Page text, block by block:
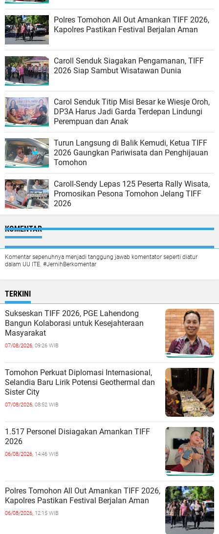
Polres Tomohon All Out Amankan TIFF 2026,
Kapolres Pastikan Festival Berjalan Aman
Caroll Senduk Siagakan Pengamanan, TIFF
2026 Siap Sambut Wisatawan Dunia
Carol Senduk Titip Misi Besar ke Wiesje Oroh,
DP3A Harus Jadi Garda Terdepan Lindungi
Perempuan dan Anak
Turun Langsung di Balik Kemudi, Ketua TIFF
2026 Gaungkan Pariwisata dan Penghijauan
Tomohon
Caroll-Sendy Lepas 125 Peserta Rally Wisata,
Promosikan Pesona Tomohon Jelang TIFF
2026
KOMENTAR
Komentar sepenuhnya menjadi tanggung jawab komentator seperti diatur
dalam UU ITE. #JernihBerkomentar
TERKINI
Sukseskan TIFF 2026, PGE Lahendong
Bangun Kolaborasi untuk Kesejahteraan
Masyarakat
07/08/2026, 09:26 WIB
Tomohon Perkuat Diplomasi Internasional,
Selandia Baru Lirik Potensi Geothermal dan
Sister City
07/08/2026, 08:52 WIB
1.517 Personel Disiagakan Amankan TIFF
2026
06/08/2026, 14:46 WIB
Polres Tomohon All Out Amankan TIFF 2026,
Kapolres Pastikan Festival Berjalan Aman
06/08/2026, 12:15 WIB